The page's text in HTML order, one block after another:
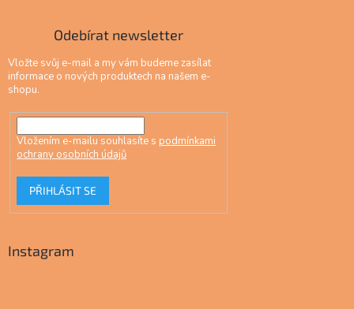
Odebírat newsletter
Vložte svůj e-mail a my vám budeme zasílat
informace o nových produktech na našem e-
shopu.
Vložením e-mailu souhlasíte s podmínkami
ochrany osobních údajů
PŘIHLÁSIT SE
Instagram